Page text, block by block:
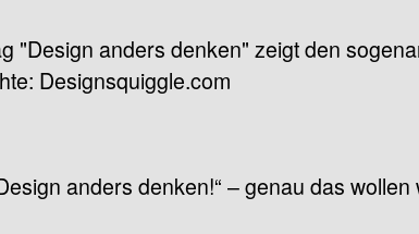
anders denken!“ – genau das